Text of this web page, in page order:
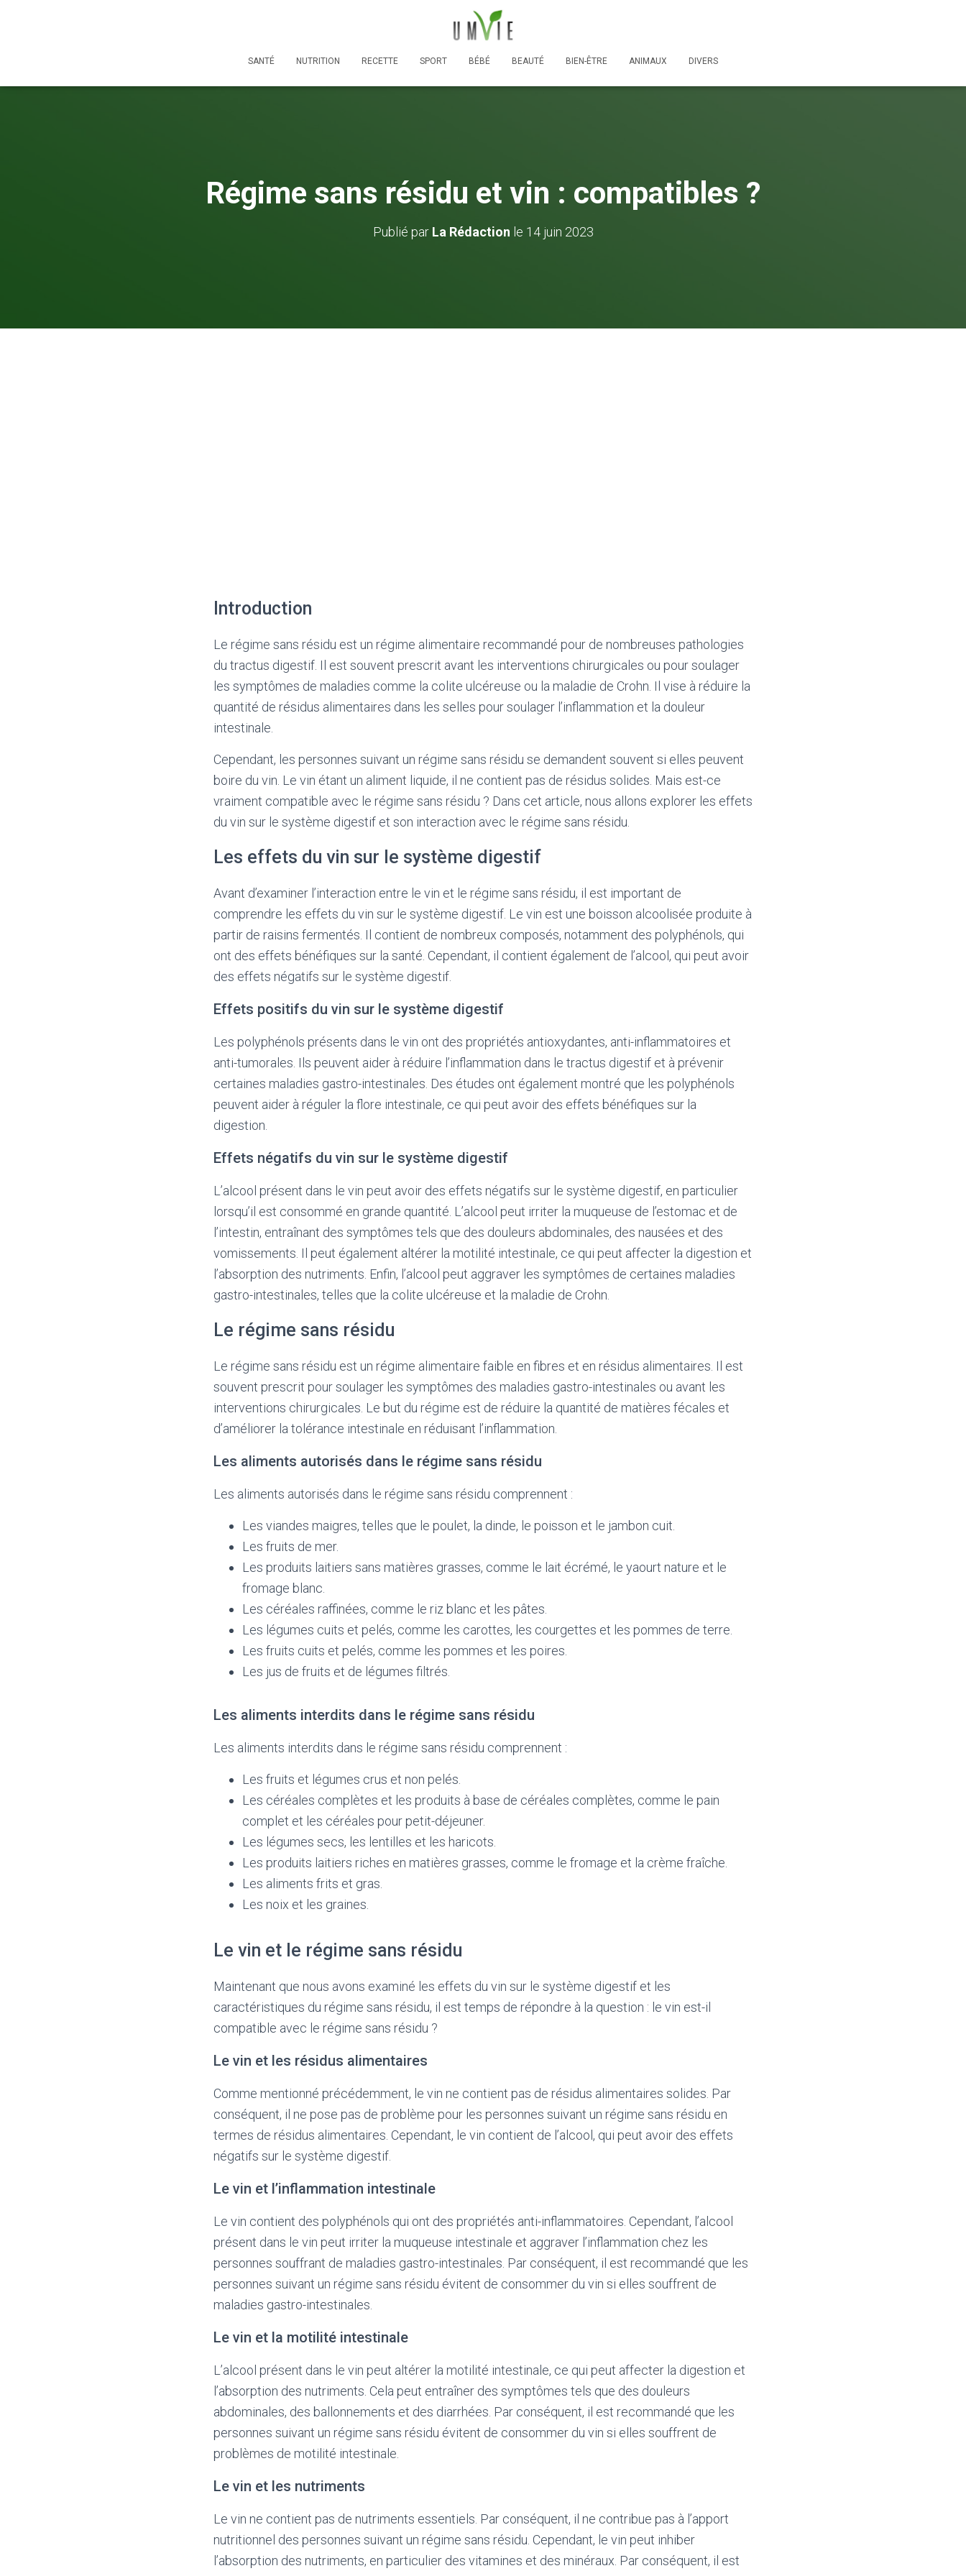
SANTÉ NUTRITION RECETTE SPORT BÉBÉ BEAUTÉ BIEN-ÊTRE ANIMAUX DIVERS
Régime sans résidu et vin : compatibles ?
Publié par La Rédaction le 14 juin 2023
Introduction
Le régime sans résidu est un régime alimentaire recommandé pour de nombreuses pathologies
du tractus digestif. Il est souvent prescrit avant les interventions chirurgicales ou pour soulager
les symptômes de maladies comme la colite ulcéreuse ou la maladie de Crohn. Il vise à réduire la
quantité de résidus alimentaires dans les selles pour soulager l’inflammation et la douleur
intestinale.
Cependant, les personnes suivant un régime sans résidu se demandent souvent si elles peuvent
boire du vin. Le vin étant un aliment liquide, il ne contient pas de résidus solides. Mais est-ce
vraiment compatible avec le régime sans résidu ? Dans cet article, nous allons explorer les effets
du vin sur le système digestif et son interaction avec le régime sans résidu.
Les effets du vin sur le système digestif
Avant d’examiner l’interaction entre le vin et le régime sans résidu, il est important de
comprendre les effets du vin sur le système digestif. Le vin est une boisson alcoolisée produite à
partir de raisins fermentés. Il contient de nombreux composés, notamment des polyphénols, qui
ont des effets bénéfiques sur la santé. Cependant, il contient également de l’alcool, qui peut avoir
des effets négatifs sur le système digestif.
Effets positifs du vin sur le système digestif
Les polyphénols présents dans le vin ont des propriétés antioxydantes, anti-inflammatoires et
anti-tumorales. Ils peuvent aider à réduire l’inflammation dans le tractus digestif et à prévenir
certaines maladies gastro-intestinales. Des études ont également montré que les polyphénols
peuvent aider à réguler la flore intestinale, ce qui peut avoir des effets bénéfiques sur la
digestion.
Effets négatifs du vin sur le système digestif
L’alcool présent dans le vin peut avoir des effets négatifs sur le système digestif, en particulier
lorsqu’il est consommé en grande quantité. L’alcool peut irriter la muqueuse de l’estomac et de
l’intestin, entraînant des symptômes tels que des douleurs abdominales, des nausées et des
vomissements. Il peut également altérer la motilité intestinale, ce qui peut affecter la digestion et
l’absorption des nutriments. Enfin, l’alcool peut aggraver les symptômes de certaines maladies
gastro-intestinales, telles que la colite ulcéreuse et la maladie de Crohn.
Le régime sans résidu
Le régime sans résidu est un régime alimentaire faible en fibres et en résidus alimentaires. Il est
souvent prescrit pour soulager les symptômes des maladies gastro-intestinales ou avant les
interventions chirurgicales. Le but du régime est de réduire la quantité de matières fécales et
d’améliorer la tolérance intestinale en réduisant l’inflammation.
Les aliments autorisés dans le régime sans résidu
Les aliments autorisés dans le régime sans résidu comprennent :
Les viandes maigres, telles que le poulet, la dinde, le poisson et le jambon cuit.
Les fruits de mer.
Les produits laitiers sans matières grasses, comme le lait écrémé, le yaourt nature et le
fromage blanc.
Les céréales raffinées, comme le riz blanc et les pâtes.
Les légumes cuits et pelés, comme les carottes, les courgettes et les pommes de terre.
Les fruits cuits et pelés, comme les pommes et les poires.
Les jus de fruits et de légumes filtrés.
Les aliments interdits dans le régime sans résidu
Les aliments interdits dans le régime sans résidu comprennent :
Les fruits et légumes crus et non pelés.
Les céréales complètes et les produits à base de céréales complètes, comme le pain
complet et les céréales pour petit-déjeuner.
Les légumes secs, les lentilles et les haricots.
Les produits laitiers riches en matières grasses, comme le fromage et la crème fraîche.
Les aliments frits et gras.
Les noix et les graines.
Le vin et le régime sans résidu
Maintenant que nous avons examiné les effets du vin sur le système digestif et les
caractéristiques du régime sans résidu, il est temps de répondre à la question : le vin est-il
compatible avec le régime sans résidu ?
Le vin et les résidus alimentaires
Comme mentionné précédemment, le vin ne contient pas de résidus alimentaires solides. Par
conséquent, il ne pose pas de problème pour les personnes suivant un régime sans résidu en
termes de résidus alimentaires. Cependant, le vin contient de l’alcool, qui peut avoir des effets
négatifs sur le système digestif.
Le vin et l’inflammation intestinale
Le vin contient des polyphénols qui ont des propriétés anti-inflammatoires. Cependant, l’alcool
présent dans le vin peut irriter la muqueuse intestinale et aggraver l’inflammation chez les
personnes souffrant de maladies gastro-intestinales. Par conséquent, il est recommandé que les
personnes suivant un régime sans résidu évitent de consommer du vin si elles souffrent de
maladies gastro-intestinales.
Le vin et la motilité intestinale
L’alcool présent dans le vin peut altérer la motilité intestinale, ce qui peut affecter la digestion et
l’absorption des nutriments. Cela peut entraîner des symptômes tels que des douleurs
abdominales, des ballonnements et des diarrhées. Par conséquent, il est recommandé que les
personnes suivant un régime sans résidu évitent de consommer du vin si elles souffrent de
problèmes de motilité intestinale.
Le vin et les nutriments
Le vin ne contient pas de nutriments essentiels. Par conséquent, il ne contribue pas à l’apport
nutritionnel des personnes suivant un régime sans résidu. Cependant, le vin peut inhiber
l’absorption des nutriments, en particulier des vitamines et des minéraux. Par conséquent, il est